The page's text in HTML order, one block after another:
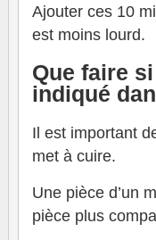
Ajouter ces 10
est moins lourd.
Que faire
indiqué
Il est important
met à cuire.
Une pièce d’un
pièce plus